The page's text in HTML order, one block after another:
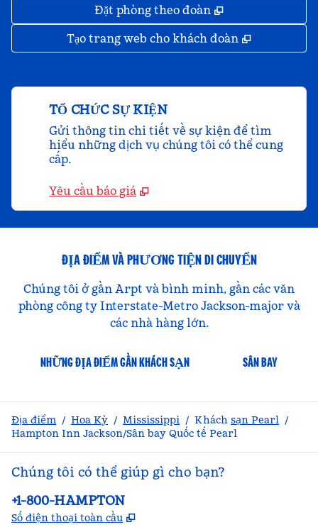
Đặt phòng theo đoàn ,
Tạo trang web cho khách đoàn ,
TỔ CHỨC SỰ KIỆN
Gửi thông tin chi tiết về sự kiện để tìm
hiểu những dịch vụ chúng tôi có thể cung
cấp.
Yêu cầu báo giá
ĐỊA ĐIỂM VÀ PHƯƠNG TIỆN DI CHUYỂN
Chúng tôi ở gần Arpt và bình minh, gần các văn
phòng công ty Interstate-Metro Jackson-major và
các nhà hàng lớn.
NHỮNG ĐỊA ĐIỂM GẦN KHÁCH SẠN SÂN BAY
Địa điểm / Hoa Kỳ / Mississippi / Khách sạn Pearl /
Hampton Inn Jackson/Sân bay Quốc tế Pearl
Chúng tôi có thể giúp gì cho bạn?
Điện thoại:
+1-800-HAMPTON
Số điện thoại toàn cầu ,